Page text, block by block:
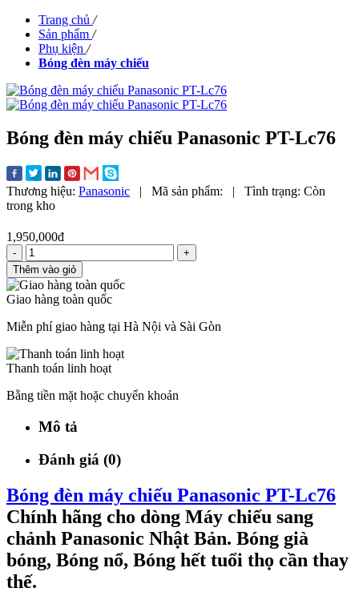
Trang chủ /
Sản phẩm /
Phụ kiện /
Bóng đèn máy chiếu
Bóng đèn máy chiếu Panasonic PT-Lc76
Thương hiệu: Panasonic | Mã sản phẩm: | Tình trạng: Còn
trong kho
1,950,000đ
-
+
Thêm vào giỏ
Giao hàng toàn quốc
Miễn phí giao hàng tại Hà Nội và Sài Gòn
Thanh toán linh hoạt
Bằng tiền mặt hoặc chuyển khoản
Mô tả
Đánh giá (0)
Bóng đèn máy chiếu Panasonic PT-Lc76
Chính hãng cho dòng Máy chiếu sang
chảnh Panasonic Nhật Bản. Bóng già
bóng, Bóng nổ, Bóng hết tuổi thọ cần thay
thế.